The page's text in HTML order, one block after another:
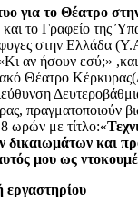
για το Θέατρο
και το Γραφείο της
στην Ελλάδα
αν ήσουν εσύ;»
Θέατρο
πραγματοποιούν
8 ωρών με τίτλο:«
δικαιωμάτων και
μου ως
εργαστηρίου